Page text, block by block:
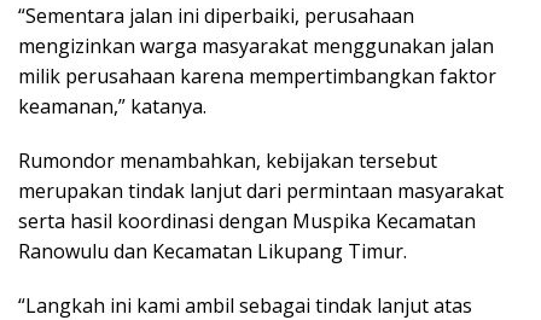
“Sementara jalan ini diperbaiki, perusahaan
mengizinkan warga masyarakat menggunakan jalan
milik perusahaan karena mempertimbangkan faktor
keamanan,” katanya.
Rumondor menambahkan, kebijakan tersebut
merupakan tindak lanjut dari permintaan masyarakat
serta hasil koordinasi dengan Muspika Kecamatan
Ranowulu dan Kecamatan Likupang Timur.
“Langkah ini kami ambil sebagai tindak lanjut atas